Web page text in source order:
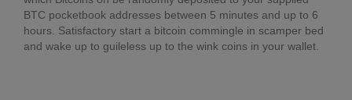
BTC pocketbook addresses between 5 minutes and up to 6
hours. Satisfactory start a bitcoin commingle in scamper bed
and wake up to guileless up to the wink coins in your wallet.